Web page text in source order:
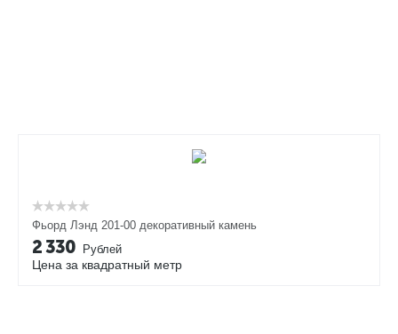
Фьорд Лэнд 201-00 декоративный камень
2 330 Рублей
Цена за квадратный метр